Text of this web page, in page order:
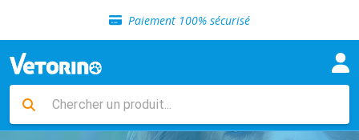
Paiement 100% sécurisé
Livraison gratuite en clinique vétérinaire
Sélection de croquettes vétérinaire
Livraison gratuite en clinique vétérinaire
Retour gratuit en clinique